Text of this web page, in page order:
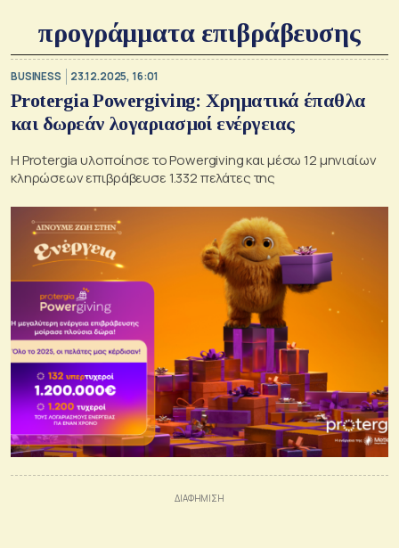
προγράμματα επιβράβευσης
BUSINESS 23.12.2025, 16:01
Protergia Powergiving: Χρηματικά έπαθλα
και δωρεάν λογαριασμοί ενέργειας
Η Protergia υλοποίησε το Powergiving και μέσω 12 μηνιαίων
κληρώσεων επιβράβευσε 1.332 πελάτες της